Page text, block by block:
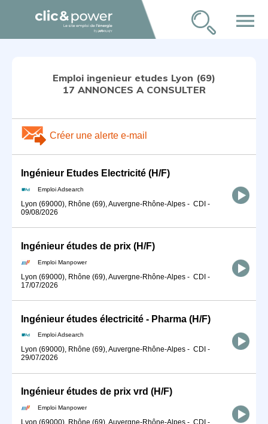
menu
Emploi ingenieur etudes Lyon (69)
17 ANNONCES A CONSULTER
Créer une alerte e-mail
Ingénieur Etudes Electricité (H/F)
Emploi Adsearch
Lyon (69000), Rhône (69), Auvergne-Rhône-Alpes - CDI -
09/08/2026
Ingénieur études de prix (H/F)
Emploi Manpower
Lyon (69000), Rhône (69), Auvergne-Rhône-Alpes - CDI -
17/07/2026
Ingénieur études électricité - Pharma (H/F)
Emploi Adsearch
Lyon (69000), Rhône (69), Auvergne-Rhône-Alpes - CDI -
29/07/2026
Ingénieur études de prix vrd (H/F)
Emploi Manpower
Lyon (69000), Rhône (69), Auvergne-Rhône-Alpes - CDI -